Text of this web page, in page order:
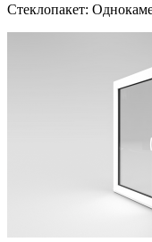
Стеклопакет: